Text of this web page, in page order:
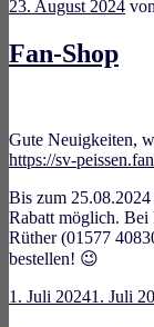
23. August 2024 von
Fan-Shop
Gute Neuigkeiten,
https://sv-
Bis zum
Rabatt möglich. Bei
Rüther (01577
bestellen! 😉
1. Juli 20241. Juli